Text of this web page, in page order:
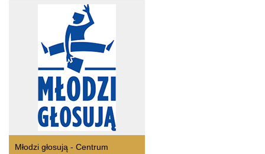
Młodzi głosują - Centrum